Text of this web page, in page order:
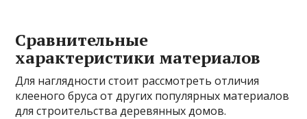
Сравнительные
характеристики материалов
Для наглядности стоит рассмотреть отличия
клееного бруса от других популярных материалов
для строительства деревянных домов.